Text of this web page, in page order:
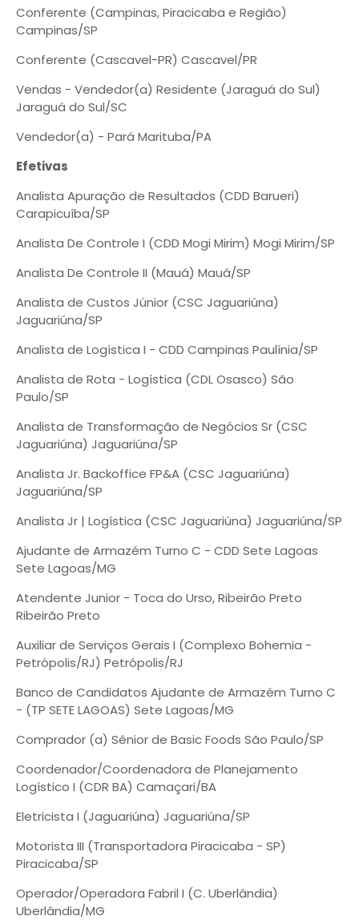
Conferente (Campinas, Piracicaba e Região)
Campinas/SP
Conferente (Cascavel-PR) Cascavel/PR
Vendas - Vendedor(a) Residente (Jaraguá do Sul)
Jaraguá do Sul/SC
Vendedor(a) - Pará Marituba/PA
Efetivas
Analista Apuração de Resultados (CDD Barueri)
Carapicuíba/SP
Analista De Controle I (CDD Mogi Mirim) Mogi Mirim/SP
Analista De Controle II (Mauá) Mauá/SP
Analista de Custos Júnior (CSC Jaguariúna)
Jaguariúna/SP
Analista de Logística I - CDD Campinas Paulínia/SP
Analista de Rota - Logística (CDL Osasco) São
Paulo/SP
Analista de Transformação de Negócios Sr (CSC
Jaguariúna) Jaguariúna/SP
Analista Jr. Backoffice FP&A (CSC Jaguariúna)
Jaguariúna/SP
Analista Jr | Logística (CSC Jaguariúna) Jaguariúna/SP
Ajudante de Armazém Turno C - CDD Sete Lagoas
Sete Lagoas/MG
Atendente Junior - Toca do Urso, Ribeirão Preto
Ribeirão Preto
Auxiliar de Serviços Gerais I (Complexo Bohemia -
Petrópolis/RJ) Petrópolis/RJ
Banco de Candidatos Ajudante de Armazém Turno C
- (TP SETE LAGOAS) Sete Lagoas/MG
Comprador (a) Sênior de Basic Foods São Paulo/SP
Coordenador/Coordenadora de Planejamento
Logístico I (CDR BA) Camaçari/BA
Eletricista I (Jaguariúna) Jaguariúna/SP
Motorista III (Transportadora Piracicaba - SP)
Piracicaba/SP
Operador/Operadora Fabril I (C. Uberlândia)
Uberlândia/MG